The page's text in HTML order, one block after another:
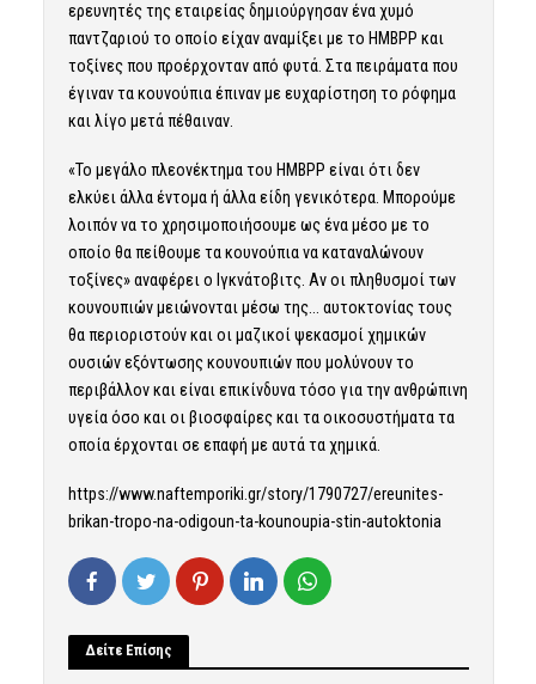
ερευνητές της εταιρείας δημιούργησαν ένα χυμό
παντζαριού το οποίο είχαν αναμίξει με το HMBPP και
τοξίνες που προέρχονταν από φυτά. Στα πειράματα που
έγιναν τα κουνούπια έπιναν με ευχαρίστηση το ρόφημα
και λίγο μετά πέθαιναν.
«Το μεγάλο πλεονέκτημα του HMBPP είναι ότι δεν
ελκύει άλλα έντομα ή άλλα είδη γενικότερα. Μπορούμε
λοιπόν να το χρησιμοποιήσουμε ως ένα μέσο με το
οποίο θα πείθουμε τα κουνούπια να καταναλώνουν
τοξίνες» αναφέρει ο Ιγκνάτοβιτς. Αν οι πληθυσμοί των
κουνουπιών μειώνονται μέσω της… αυτοκτονίας τους
θα περιοριστούν και οι μαζικοί ψεκασμοί χημικών
ουσιών εξόντωσης κουνουπιών που μολύνουν το
περιβάλλον και είναι επικίνδυνα τόσο για την ανθρώπινη
υγεία όσο και οι βιοσφαίρες και τα οικοσυστήματα τα
οποία έρχονται σε επαφή με αυτά τα χημικά.
https://www.naftemporiki.gr/story/1790727/ereunites-
brikan-tropo-na-odigoun-ta-kounoupia-stin-autoktonia
Δείτε Επίσης